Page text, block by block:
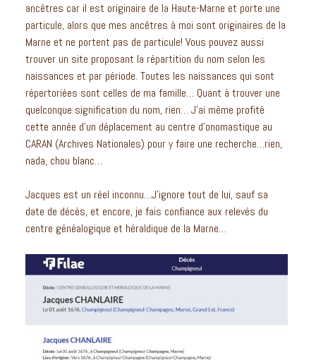
ancêtres car il est originaire de la Haute-Marne et porte une
particule, alors que mes ancêtres à moi sont originaires de la
Marne et ne portent pas de particule! Vous pouvez aussi
trouver un site proposant la répartition du nom selon les
naissances et par période. Toutes les naissances qui sont
répertoriées sont celles de ma famille… Quant à trouver une
quelconque signification du nom, rien… J’ai même profité
cette année d’un déplacement au centre d’onomastique au
CARAN (Archives Nationales) pour y faire une recherche…rien,
nada, chou blanc…
Jacques est un réel inconnu…J’ignore tout de lui, sauf sa
date de décès, et encore, je fais confiance aux relevés du
centre généalogique et héraldique de la Marne…